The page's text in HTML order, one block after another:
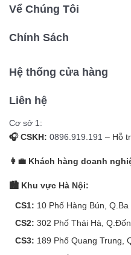
Vể Chúng Tôi
Chính Sách
Hệ thống cửa hàng
Liên hệ
Cơ sở 1:
🎧 CSKH: 0896.919.191 – Hỗ
👩‍💼 Khách hàng doanh
🏙️ Khu vực Hà Nội:
CS1: 10 Phố Hàng Bún,
CS2: 302 Phố Thái Hà,
CS3: 189 Phố Quang Trung,